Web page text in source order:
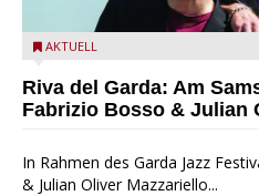
Fabrizio Bosso & Julian Oliver
AKTUELL
Riva del Garda: Am
Fabrizio Bosso & Julian
In Rahmen des Garda Jazz
& Julian Oliver Mazzariello...